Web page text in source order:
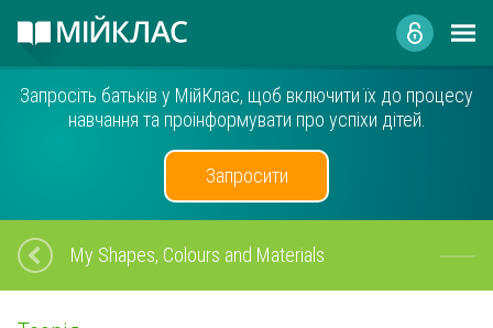
Запросіть батьків у МійКлас, щоб включити їх до процесу
навчання та проінформувати про успіхи дітей.
Запросити
My Shapes, Colours and Materials